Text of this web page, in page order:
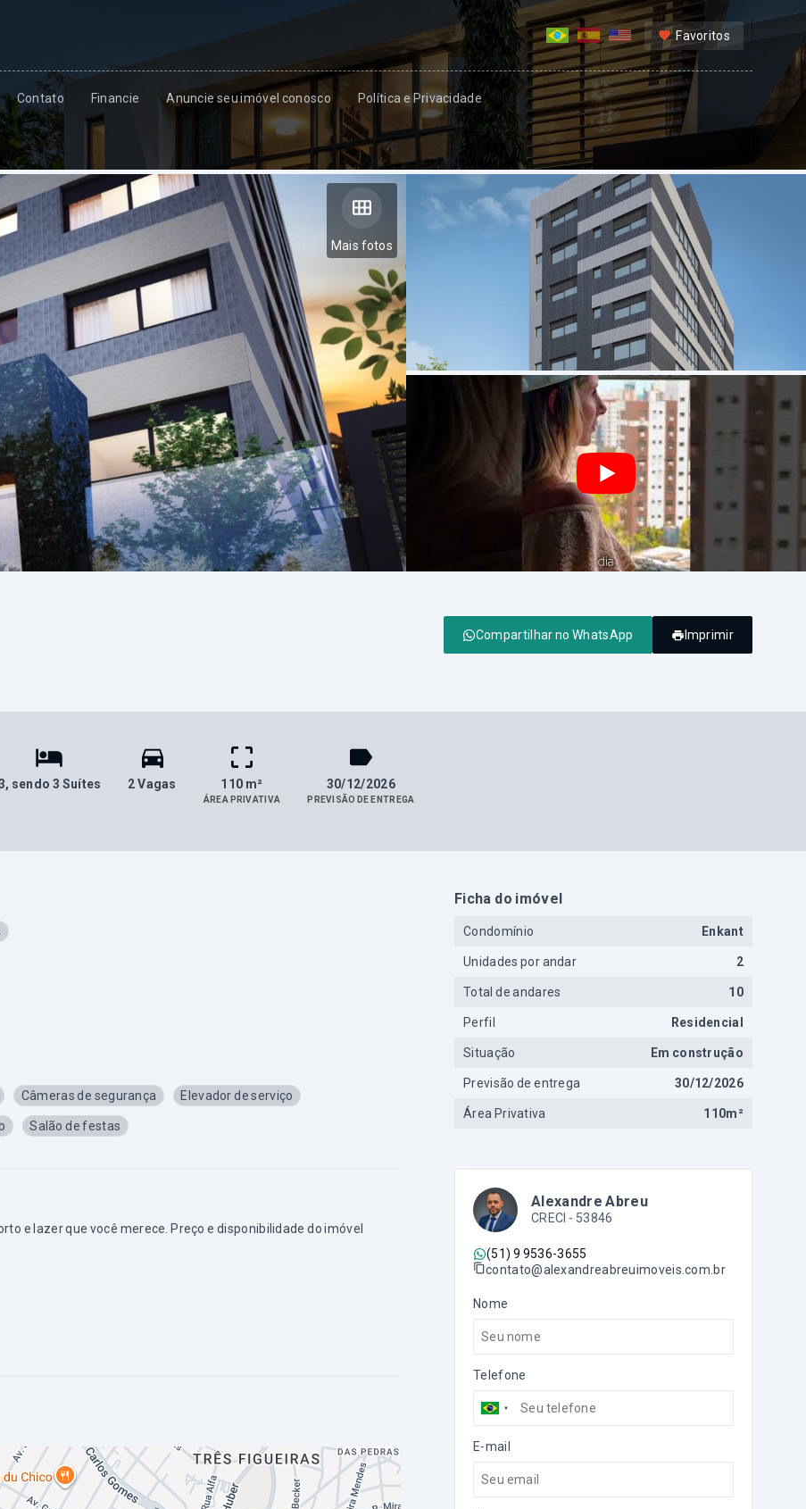
Favoritos
Contato Financie Anuncie seu imóvel conosco Política e Privacidade
Mais fotos
Compartilhar no WhatsApp Imprimir
, sendo 3 Suítes 2 Vagas 110 m²
ÁREA PRIVATIVA
30/12/2026
PREVISÃO DE ENTREGA
Câmeras de segurança Elevador de serviço
Salão de festas
e lazer que você merece. Preço e disponibilidade do imóvel
Ficha do imóvel
Condomínio Enkant
Unidades por andar 2
Total de andares 10
Perfil Residencial
Situação Em construção
Previsão de entrega 30/12/2026
Área Privativa 110m²
Alexandre Abreu
CRECI - 53846
(51) 9 9536-3655
contato@alexandreabreuimoveis.com.br
Nome
Telefone
E-mail